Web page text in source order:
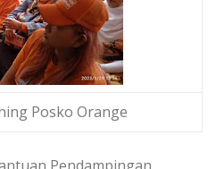
Posko Orange